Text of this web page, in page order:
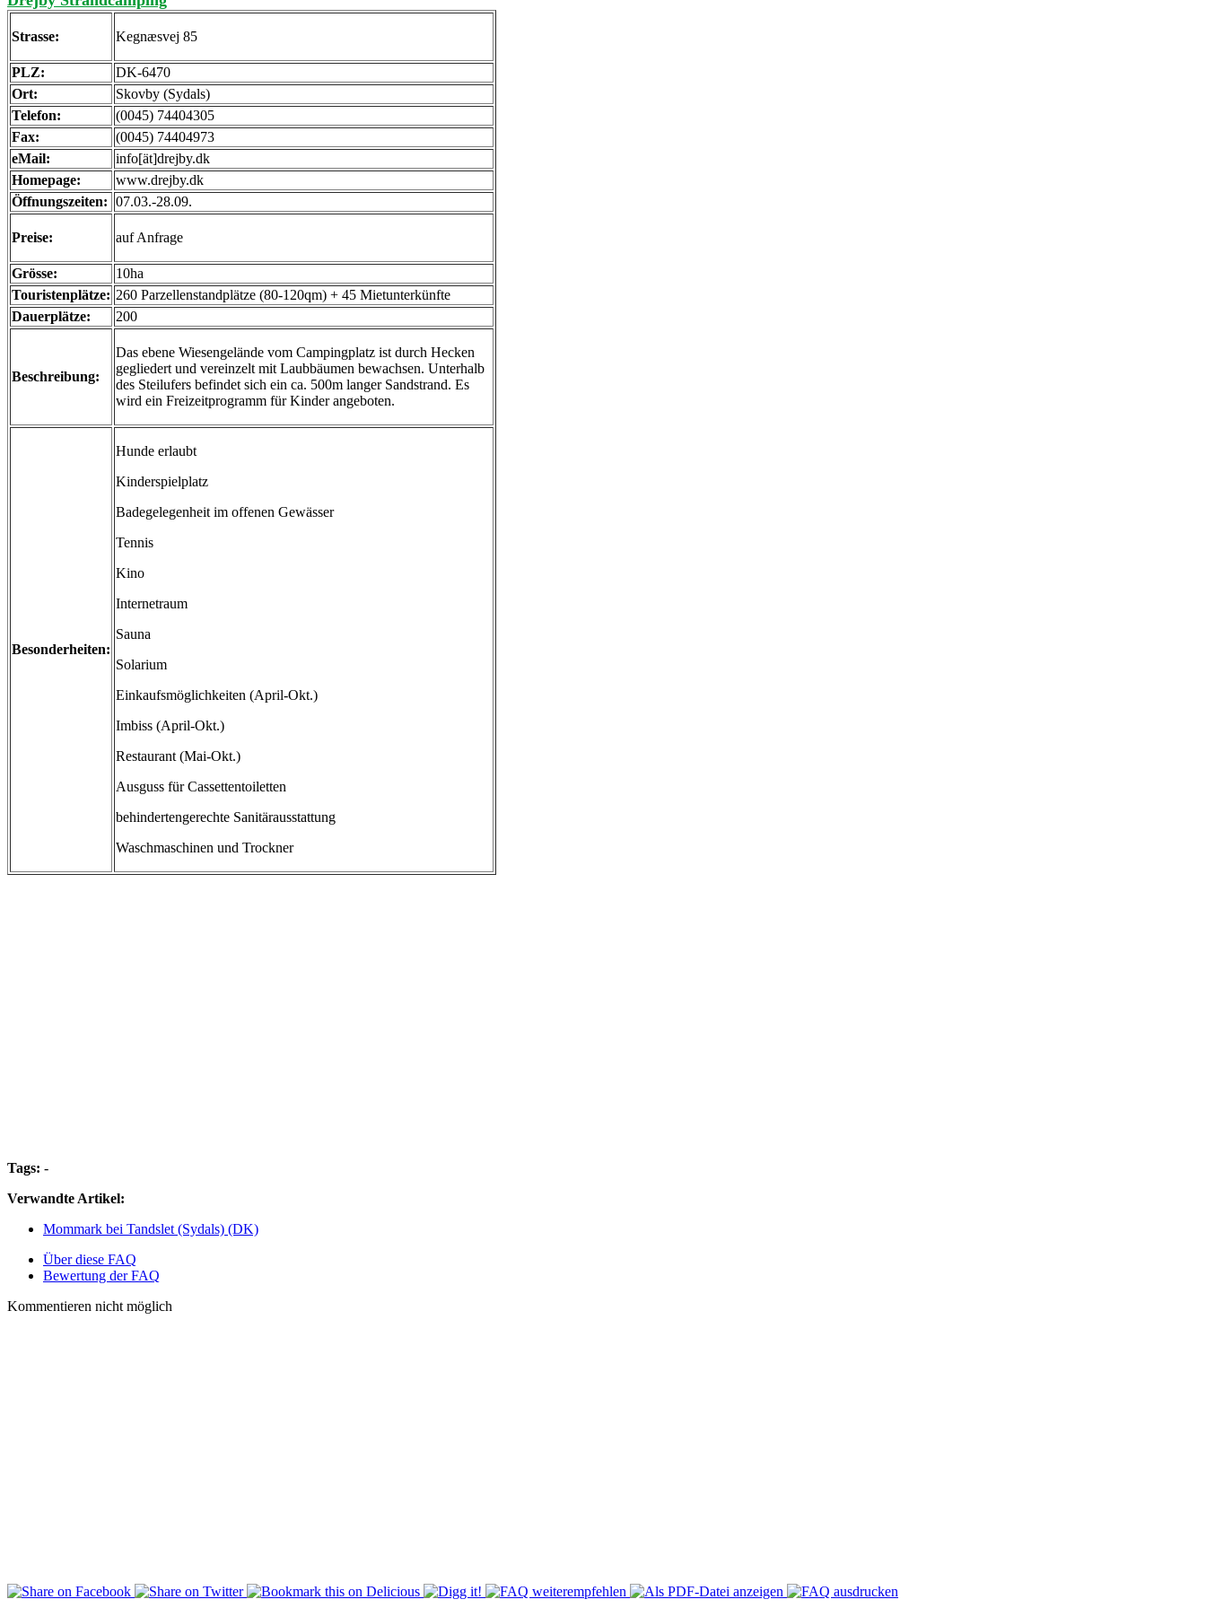
Strasse: Kegnæsvej 85
PLZ:
DK-6470
Ort:
Skovby (Sydals)
Telefon:
(0045) 74404305
Fax:
(0045) 74404973
eMail:
info[ät]drejby.dk
Homepage:
www.drejby.dk
Öffnungszeiten: 07.03.-28.09.
Preise: auf Anfrage
Grösse:
10ha
Touristenplätze: 260 Parzellenstandplätze (80-120qm) + 45 Mietunterkünfte
Dauerplätze:
200
Beschreibung:
Das ebene Wiesengelände vom Campingplatz ist durch Hecken
gegliedert und vereinzelt mit Laubbäumen bewachsen. Unterhalb
des Steilufers befindet sich ein ca. 500m langer Sandstrand. Es
wird ein Freizeitprogramm für Kinder angeboten.
Besonderheiten:
Hunde erlaubt
Kinderspielplatz
Badegelegenheit im offenen Gewässer
Tennis
Kino
Internetraum
Sauna
Solarium
Einkaufsmöglichkeiten (April-Okt.)
Imbiss (April-Okt.)
Restaurant (Mai-Okt.)
Ausguss für Cassettentoiletten
behindertengerechte Sanitärausstattung
Waschmaschinen und Trockner
Tags: -
Verwandte Artikel:
Mommark bei Tandslet (Sydals) (DK)
Über diese FAQ
Bewertung der FAQ
Kommentieren nicht möglich